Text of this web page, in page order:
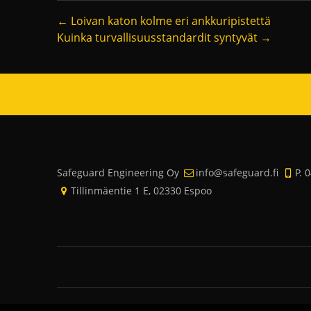
← Loivan katon kolme eri ankkuripistettä
Kuinka turvallisuusstandardit syntyvät →
Safeguard Engineering Oy info@safeguard.fi
P.
Tillinmäentie 1 E, 02330 Espoo